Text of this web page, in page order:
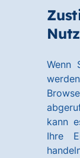
Wenn
kann
Ihre
Hauptinhalt